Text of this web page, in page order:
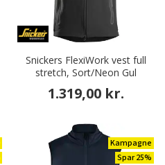
Snickers FlexiWork vest full
stretch, Sort/Neon Gul
1.319,00 kr.
Kampagne
Spar 25%